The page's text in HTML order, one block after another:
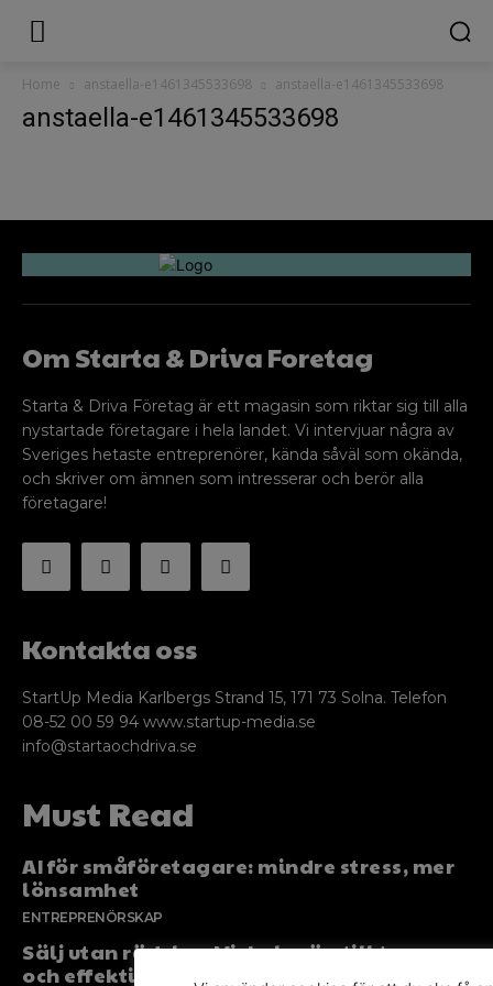
Home anstaella-e1461345533698 anstaella-e1461345533698
anstaella-e1461345533698
Om Starta & Driva Foretag
Starta & Driva Företag är ett magasin som riktar sig till alla
nystartade företagare i hela landet. Vi intervjuar några av
Sveriges hetaste entreprenörer, kända såväl som okända,
och skriver om ämnen som intresserar och berör alla
företagare!
Kontakta oss
StartUp Media Karlbergs Strand 15, 171 73 Solna. Telefon
08-52 00 59 94 www.startup-media.se
info@startaochdriva.se
Must Read
AI för småföretagare: mindre stress, mer
lönsamhet
ENTREPRENÖRSKAP
Sälj utan rädsla – Michels väg till trygg
och effektiv försäljning